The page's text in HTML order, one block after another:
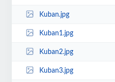
Kuban.jpg
Kuban1.jpg
Kuban2.jpg
Kuban3.jpg